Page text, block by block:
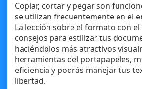
Copiar, cortar y pegar son
se utilizan frecuentemente en el
La lección sobre el formato con
consejos para estilizar tus
haciéndolos más atractivos
herramientas del portapapeles,
eficiencia y podrás manejar tus
libertad.